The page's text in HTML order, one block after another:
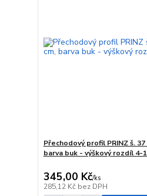
Přechodový profil PRINZ š.
barva buk - výškový rozdíl 4-
345,00 Kč/ks
285,12 Kč bez DPH